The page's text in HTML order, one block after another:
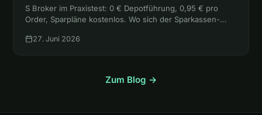
S Broker im Praxistest: 0 € Depotführung, 0,95 € pro
Order, Sparpläne kostenlos. Wo sich der Sparkassen-
und für wen er passt.
27. Juni 2026
Zum Blog →